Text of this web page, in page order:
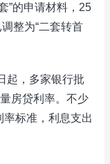
”的申请材料，25
整为“二套转首
起，多家银行批
房贷利率。不少
标准，利息支出